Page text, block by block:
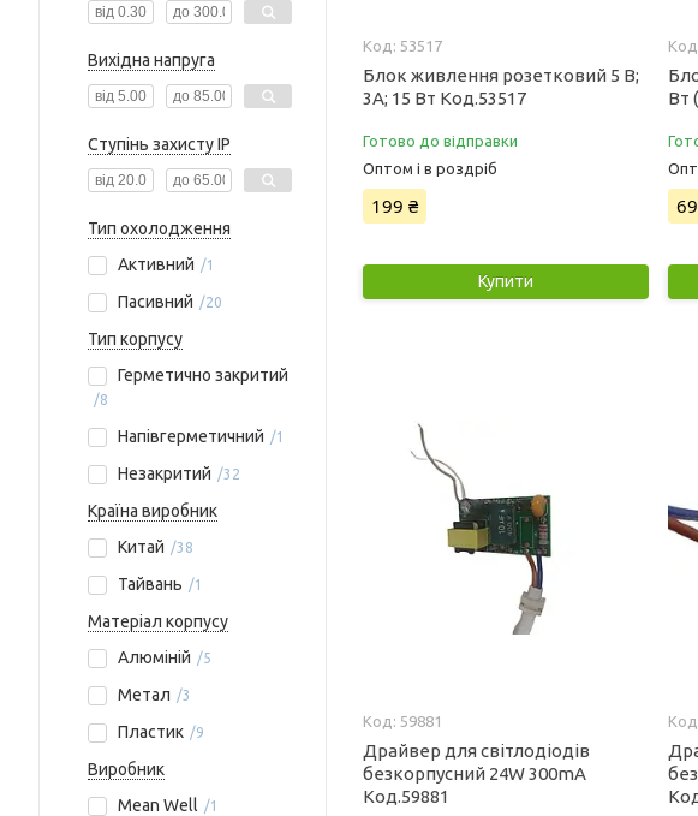
Вихідна напруга
Ступінь захисту IP
Тип охолодження
Активний
1
Пасивний 20
Тип корпусу
Герметично закритий
8
Напівгерметичний 1
Незакритий 32
Країна виробник
Китай
38
Тайвань 1
Матеріал корпусу
Алюміній
5
Метал 3
Пластик 9
Виробник
Mean Well
1
53517
Блок живлення розетковий 5 В;
3А; 15 Вт Код.53517
Готово до відправки
Оптом і в роздріб
199 ₴
Купити
Вт
59881
Драйвер для світлодіодів
безкорпусний 24W 300mA
Код.59881